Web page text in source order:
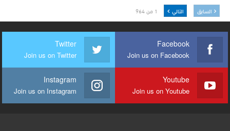
السابق التالي 1 من 964
Facebook
Join us on Facebook
Twitter
Join us on Twitter
Youtube
Join us on Youtube
Instagram
Join us on Instagram